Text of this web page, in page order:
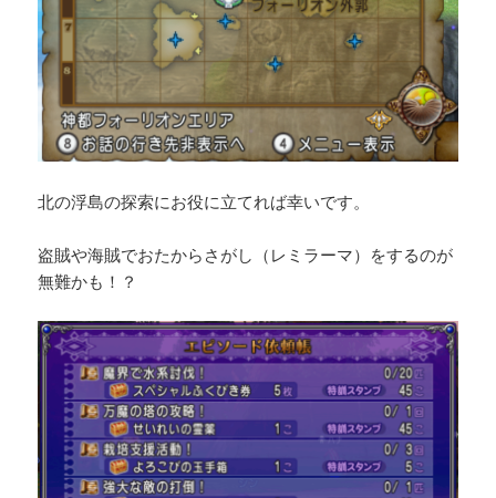
北の浮島の探索にお役に立てれば幸いです。
盗賊や海賊でおたからさがし（レミラーマ）をするのが
無難かも！？